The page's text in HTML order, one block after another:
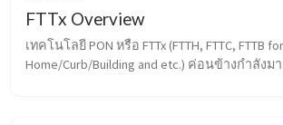
FTTx Overview
เทคโนโลยี PON หรือ FTTx (FTTH, FTTC, FTTB
Home/Curb/Building and etc.) ค่อนข้างกำลัง